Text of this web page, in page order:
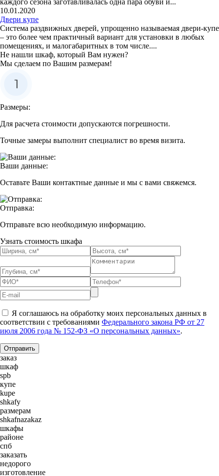
10.01.2020
Двери купе
Система раздвижных дверей, упрощенно называемая двери-купе
– это более чем практичный вариант для установки в любых
помещениях, и малогабаритных в том числе....
Не нашли шкаф, который Вам нужен?
Мы сделаем по Вашим размерам!
Размеры:
Для расчета стоимости допускаются погрешности.
Точные замеры выполнит специалист во время визита.
Ваши данные:
Оставьте Ваши контактные данные и мы с вами свяжемся.
Отправка:
Отправьте всю необходимую информацию.
Узнать стоимость шкафа
Я соглашаюсь на обработку моих персональных данных в
соответствии с требованиями Федерального закона РФ от 27
июля 2006 года № 152-ФЗ «О персональных данных».
заказ
шкаф
spb
купе
kupe
shkafy
размерам
shkafnazakaz
шкафы
районе
спб
заказать
недорого
изготовление